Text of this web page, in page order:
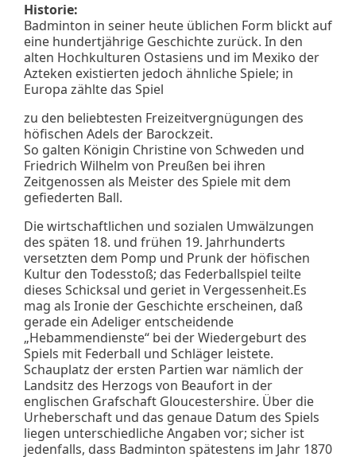
Historie:
Badminton in seiner heute üblichen Form blickt auf
eine hundertjährige Geschichte zurück. In den
alten Hochkulturen Ostasiens und im Mexiko der
Azteken existierten jedoch ähnliche Spiele; in
Europa zählte das Spiel
zu den beliebtesten Freizeitvergnügungen des
höfischen Adels der Barockzeit.
So galten Königin Christine von Schweden und
Friedrich Wilhelm von Preußen bei ihren
Zeitgenossen als Meister des Spiele mit dem
gefiederten Ball.
Die wirtschaftlichen und sozialen Umwälzungen
des späten 18. und frühen 19. Jahrhunderts
versetzten dem Pomp und Prunk der höfischen
Kultur den Todesstoß; das Federballspiel teilte
dieses Schicksal und geriet in Vergessenheit.Es
mag als Ironie der Geschichte erscheinen, daß
gerade ein Adeliger entscheidende
„Hebammendienste“ bei der Wiedergeburt des
Spiels mit Federball und Schläger leistete.
Schauplatz der ersten Partien war nämlich der
Landsitz des Herzogs von Beaufort in der
englischen Grafschaft Gloucestershire. Über die
Urheberschaft und das genaue Datum des Spiels
liegen unterschiedliche Angaben vor; sicher ist
jedenfalls, dass Badminton spätestens im Jahr 1870